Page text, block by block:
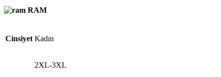
RAM
Cinsiyet Kadın
2XL-3XL